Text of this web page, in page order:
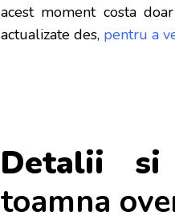
acest moment costa
actualizate des, pentru a
Detalii si
toamna